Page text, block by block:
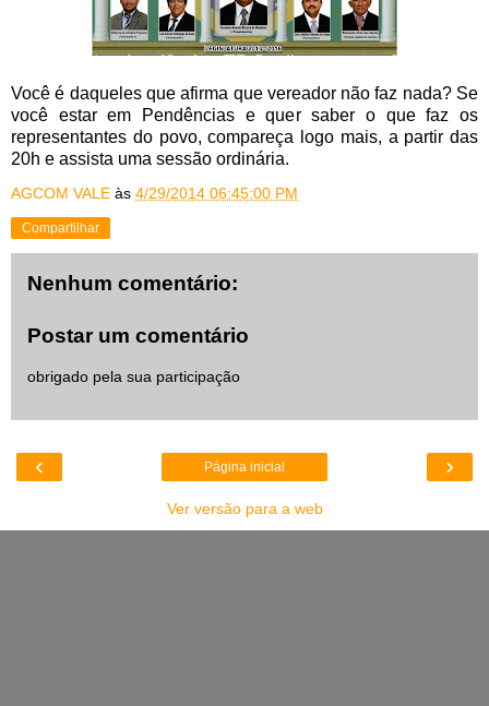
Você é daqueles que afirma que vereador não faz nada? Se
você estar em Pendências e quer saber o que faz os
representantes do povo, compareça logo mais, a partir das
20h e assista uma sessão ordinária.
AGCOM VALE às 4/29/2014 06:45:00 PM
Compartilhar
Nenhum comentário:
Postar um comentário
obrigado pela sua participação
‹ ›
Página inicial
Ver versão para a web